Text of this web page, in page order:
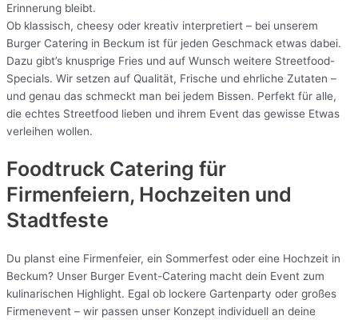
Erinnerung bleibt.
Ob klassisch, cheesy oder kreativ interpretiert – bei unserem
Burger Catering in Beckum ist für jeden Geschmack etwas dabei.
Dazu gibt’s knusprige Fries und auf Wunsch weitere Streetfood-
Specials. Wir setzen auf Qualität, Frische und ehrliche Zutaten –
und genau das schmeckt man bei jedem Bissen. Perfekt für alle,
die echtes Streetfood lieben und ihrem Event das gewisse Etwas
verleihen wollen.
Foodtruck Catering für
Firmenfeiern, Hochzeiten und
Stadtfeste
Du planst eine Firmenfeier, ein Sommerfest oder eine Hochzeit in
Beckum? Unser Burger Event-Catering macht dein Event zum
kulinarischen Highlight. Egal ob lockere Gartenparty oder großes
Firmenevent – wir passen unser Konzept individuell an deine